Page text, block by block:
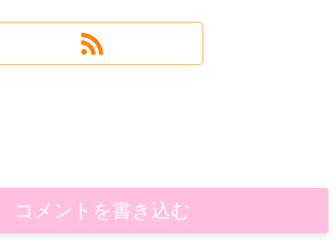
コメントを書き込む